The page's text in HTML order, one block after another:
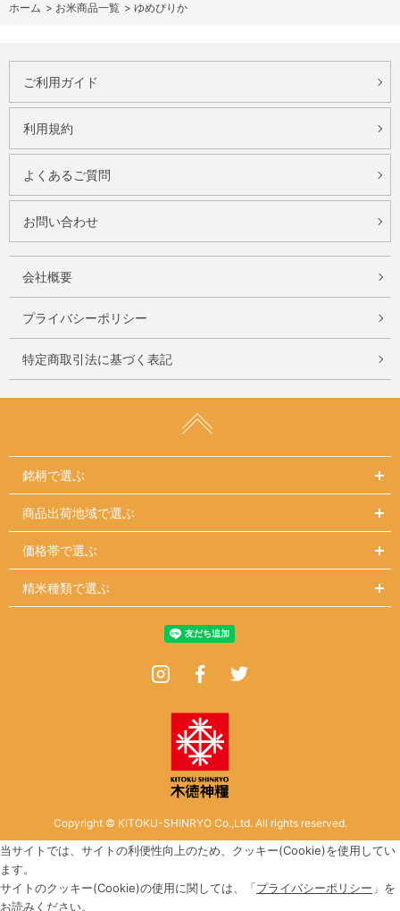
ホーム > お米商品一覧 > ゆめぴりか
ご利用ガイド
利用規約
よくあるご質問
お問い合わせ
会社概要
プライバシーポリシー
特定商取引法に基づく表記
銘柄で選ぶ
商品出荷地域で選ぶ
価格帯で選ぶ
精米種類で選ぶ
InstagramFacebook
Copyright © KITOKU-SHINRYO Co.,Ltd. All rights reserved.
当サイトでは、サイトの利便性向上のため、クッキー(Cookie)を使用してい
ます。
サイトのクッキー(Cookie)の使用に関しては、「プライバシーポリシー 」を
お読みください。